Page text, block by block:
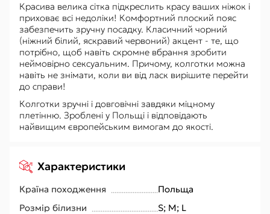
Красива велика сітка підкреслить красу ваших ніжок і
приховає всі недоліки! Комфортний плоский пояс
забезпечить зручну посадку. Класичний чорний
(ніжний білий, яскравий червоний) акцент - те, що
потрібно, щоб навіть скромне вбрання зробити
неймовірно сексуальним. Причому, колготки можна
навіть не знімати, коли ви від ласк вирішите перейти
до справи!
Колготки зручні і довговічні завдяки міцному
плетінню. Зроблені у Польщі і відповідають
найвищим європейським вимогам до якості.
Характеристики
Країна походження
Польща
Розмір білизни
S; M; L